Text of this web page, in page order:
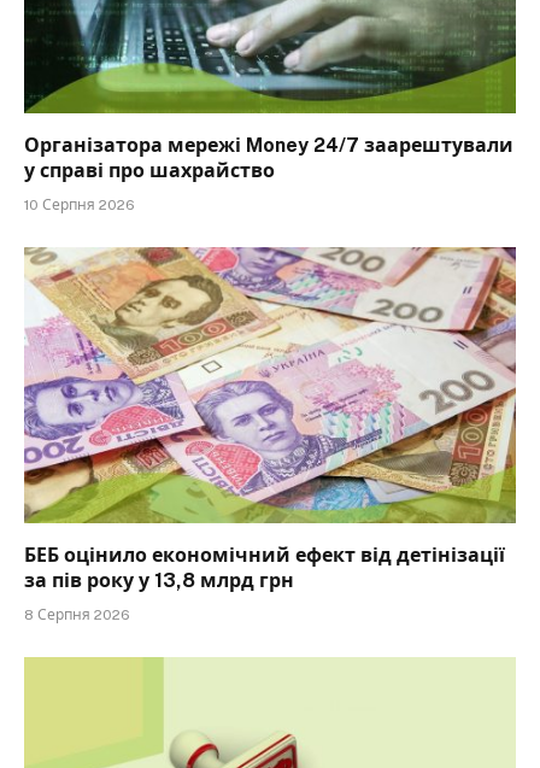
Організатора мережі Money 24/7 заарештували
у справі про шахрайство
10 Серпня 2026
БЕБ оцінило економічний ефект від детінізації
за пів року у 13,8 млрд грн
8 Серпня 2026